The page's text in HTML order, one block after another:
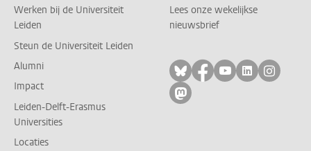
Werken bij de Universiteit
Leiden
Steun de Universiteit Leiden
Alumni
Impact
Leiden-Delft-Erasmus
Universities
Locaties
Lees onze wekelijkse
nieuwsbrief
Volg ons op bluesky
Volg ons op
Volg ons op
Volg ons
Volg
Volg ons op mastodon